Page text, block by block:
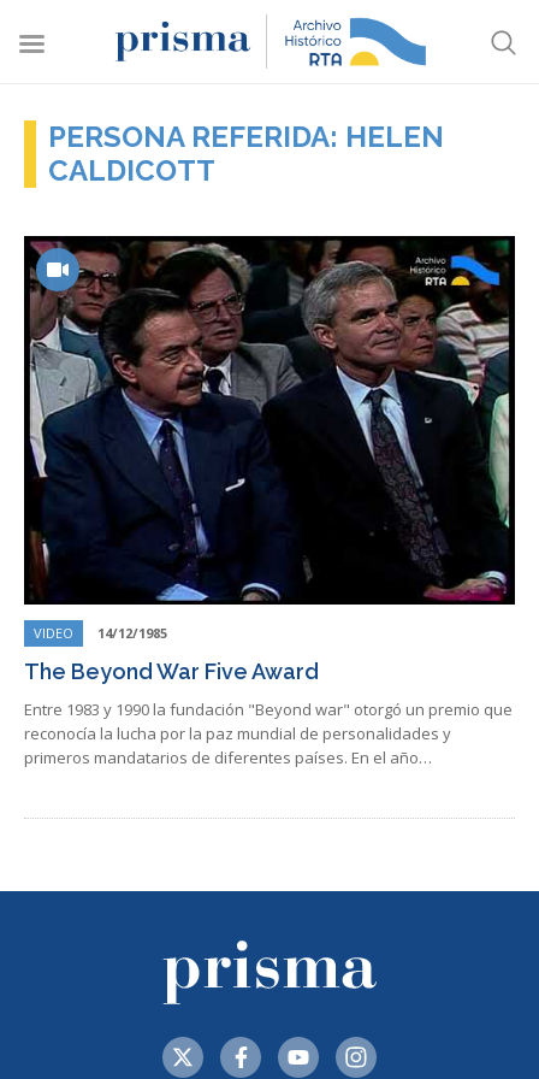
PERSONA REFERIDA: HELEN
CALDICOTT
VIDEO 14/12/1985
The Beyond War Five Award
Entre 1983 y 1990 la fundación "Beyond war" otorgó un premio que
reconocía la lucha por la paz mundial de personalidades y
primeros mandatarios de diferentes países. En el año…